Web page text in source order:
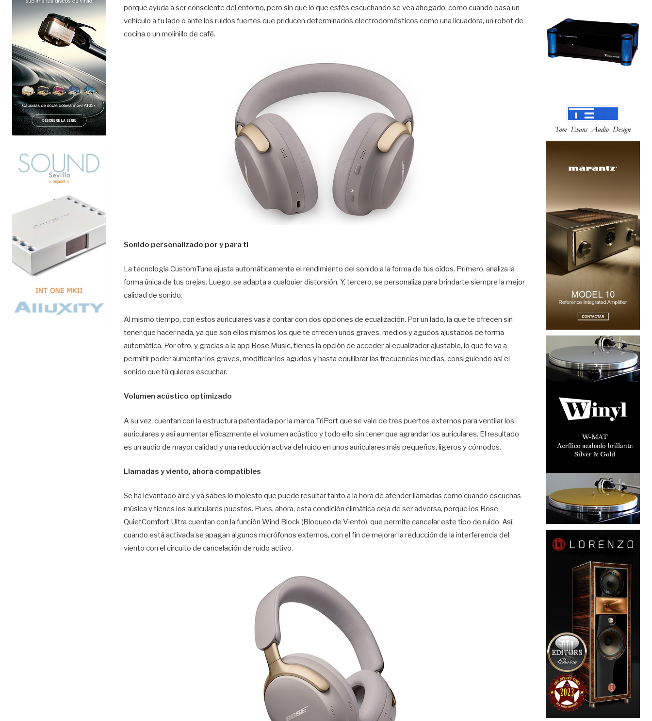
porque ayuda a ser consciente del entorno, pero sin que lo que estés escuchando se vea ahogado, como cuando pasa un
vehículo a tu lado o ante los ruidos fuertes que priducen determinados electrodomésticos como una licuadora, un robot de
cocina o un molinillo de café.
Sonido personalizado por y para ti
La tecnología CustomTune ajusta automáticamente el rendimiento del sonido a la forma de tus oídos. Primero, analiza la
forma única de tus orejas. Luego, se adapta a cualquier distorsión. Y, tercero, se personaliza para brindarte siempre la mejor
calidad de sonido.
Al mismo tiempo, con estos auriculares vas a contar con dos opciones de ecualización. Por un lado, la que te ofrecen sin
tener que hacer nada, ya que son ellos mismos los que te ofrecen unos graves, medios y agudos ajustados de forma
automática. Por otro, y gracias a la app Bose Music, tienes la opción de acceder al ecualizador ajustable, lo que te va a
permitir poder aumentar los graves, modificar los agudos y hasta equilibrar las frecuencias medias, consiguiendo así el
sonido que tú quieres escuchar.
Volumen acústico optimizado
A su vez, cuentan con la estructura patentada por la marca TriPort que se vale de tres puertos externos para ventilar los
auriculares y así aumentar eficazmente el volumen acústico y todo ello sin tener que agrandar los auriculares. El resultado
es un audio de mayor calidad y una reducción activa del ruido en unos auriculares más pequeños, ligeros y cómodos.
Llamadas y viento, ahora compatibles
Se ha levantado aire y ya sabes lo molesto que puede resultar tanto a la hora de atender llamadas como cuando escuchas
música y tienes los auriculares puestos. Pues, ahora, esta condición climática deja de ser adversa, porque los Bose
QuietComfort Ultra cuentan con la función Wind Block (Bloqueo de Viento), que permite cancelar este tipo de ruido. Así,
cuando está activada se apagan algunos micrófonos externos, con el fin de mejorar la reducción de la interferencia del
viento con el circuito de cancelación de ruido activo.